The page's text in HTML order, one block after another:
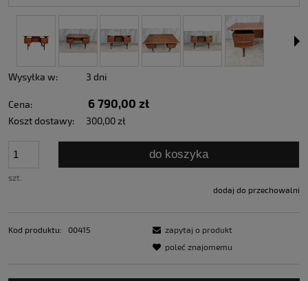
Wysyłka w: 3 dni
Cena: 6 790,00 zł
Koszt dostawy: 300,00 zł
szt.
do koszyka
dodaj do przechowalni
Kod produktu: 00415
zapytaj o produkt
poleć znajomemu